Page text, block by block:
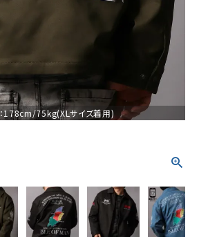
178cm/75kg(XLサイズ着用)